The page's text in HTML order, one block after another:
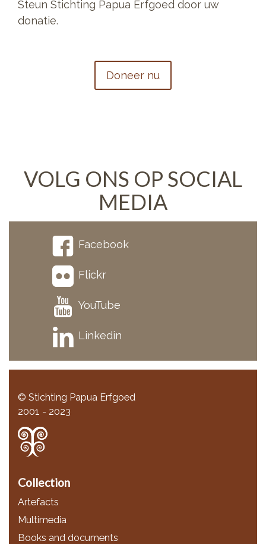
Steun Stichting Papua Erfgoed door uw
donatie.
Doneer nu
VOLG ONS OP SOCIAL
MEDIA
Facebook
Flickr
YouTube
Linkedin
© Stichting Papua Erfgoed
2001 - 2023
Collection
Artefacts
Multimedia
Books and documents